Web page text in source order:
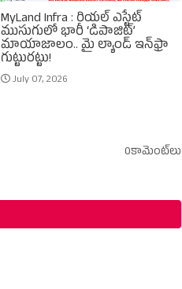
MyLand Infra : రియల్ ఎస్టేట్
ముసుగులో భారీ ‘డిపాజిట్’
మాయాజాలం.. మై ల్యాండ్ ఇన్‌ఫ్రా
గుట్టురట్టు!
July 07, 2026
0కామెంట్‌లు